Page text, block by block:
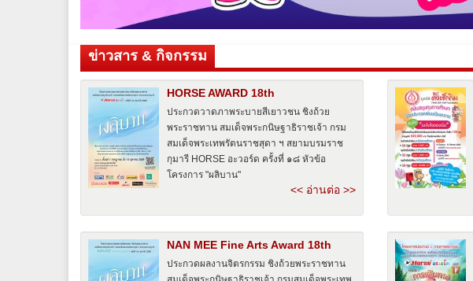
ข่าวสาร & กิจกรรม
HORSE AWARD 18th
ประกวดวาดภาพระบายสีเยาวชน ชิงถ้วย
พระราชทาน สมเด็จพระกนิษฐาธิราชเจ้า กรม
สมเด็จพระเทพรัตนราชสุดา ฯ สยามบรมราช
กุมารี HORSE อะวอร์ด ครั้งที่ ๑๘ หัวข้อ
โครงการ "ผลิบาน"
<< อ่านต่อ >>
NAN MEE Fine Arts Award 18th
ประกวดผลงานจิตรกรรม ชิงถ้วยพระราชทาน
สมเด็จพระกนิษฐาธิราชเจ้า กรมสมเด็จพระเทพ